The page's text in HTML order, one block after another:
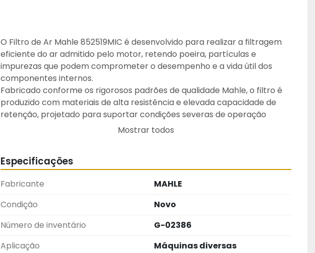
O Filtro de Ar Mahle 852519MIC é desenvolvido para realizar a filtragem
eficiente do ar admitido pelo motor, retendo poeira, partículas e
impurezas que podem comprometer o desempenho e a vida útil dos
componentes internos.
Fabricado conforme os rigorosos padrões de qualidade Mahle, o filtro é
produzido com materiais de alta resistência e elevada capacidade de
retenção, projetado para suportar condições severas de operação
comuns em máquinas, equipamentos pesados e aplicações industriais.
operacional e maior durabilidade do sistema de admissão de ar.
Atenção: Recomendamos que a instalação e substituição sejam
realizadas por um profissional qualificado, seguindo as orientações do
fabricante.
Mostrar todos
Especificações
Fabricante
MAHLE
Condição
Novo
Número de inventário
G-02386
Aplicação
Máquinas diversas